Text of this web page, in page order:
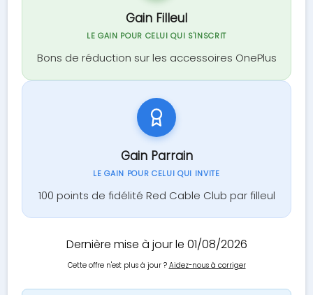
Gain Filleul
LE GAIN POUR CELUI QUI S'INSCRIT
Bons de réduction sur les accessoires OnePlus
Gain Parrain
LE GAIN POUR CELUI QUI INVITE
100 points de fidélité Red Cable Club par filleul
Dernière mise à jour le 01/08/2026
Cette offre n'est plus à jour ? Aidez-nous à corriger